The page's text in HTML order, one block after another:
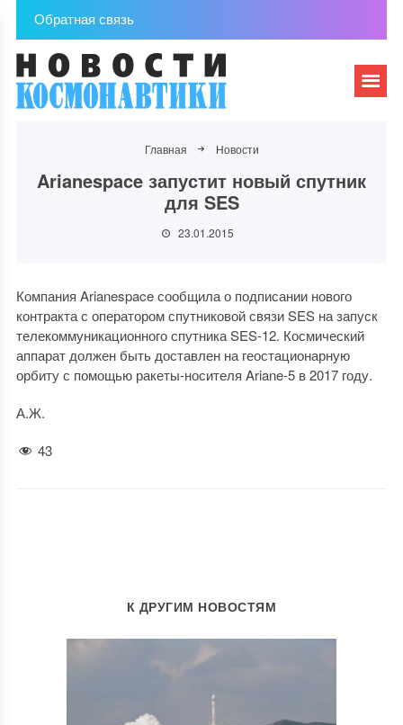
Обратная связь
Главная Новости
Arianespace запустит новый спутник
для SES
23.01.2015
Компания Arianespace сообщила о подписании нового
контракта с оператором спутниковой связи SES на запуск
телекоммуникационного спутника SES-12. Космический
аппарат должен быть доставлен на геостационарную
орбиту с помощью ракеты-носителя Ariane-5 в 2017 году.
А.Ж.
43
К ДРУГИМ НОВОСТЯМ